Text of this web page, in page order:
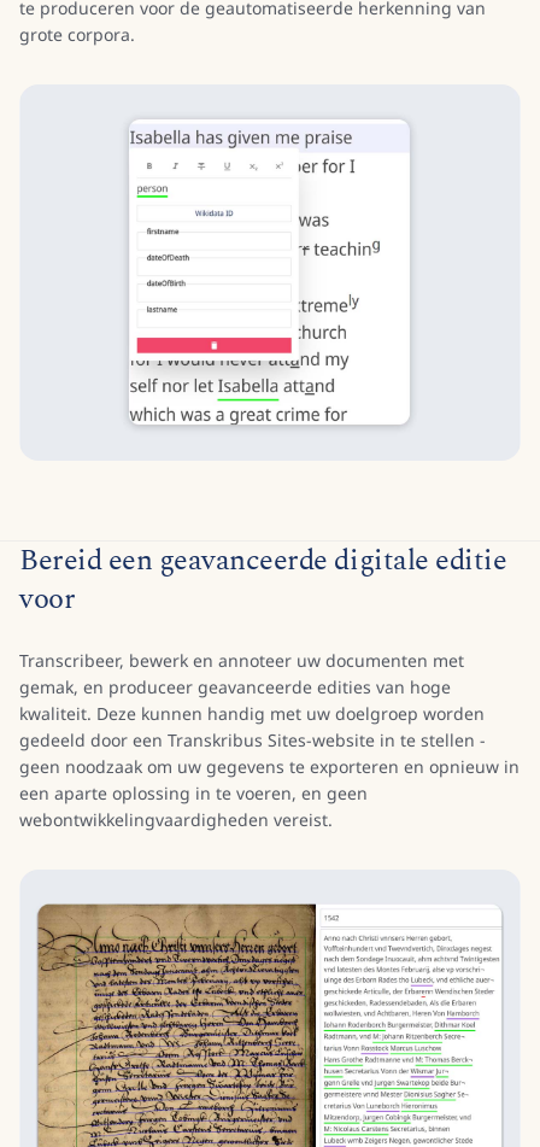
te produceren voor de geautomatiseerde herkenning van
grote corpora.
Bereid een geavanceerde digitale editie
voor
Transcribeer, bewerk en annoteer uw documenten met
gemak, en produceer geavanceerde edities van hoge
kwaliteit. Deze kunnen handig met uw doelgroep worden
gedeeld door een Transkribus Sites-website in te stellen -
geen noodzaak om uw gegevens te exporteren en opnieuw in
een aparte oplossing in te voeren, en geen
webontwikkelingvaardigheden vereist.